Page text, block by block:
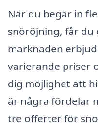
När du begär in
snöröjning, får du
marknaden
varierande priser
dig möjlighet att
är några fördelar
tre offerter för